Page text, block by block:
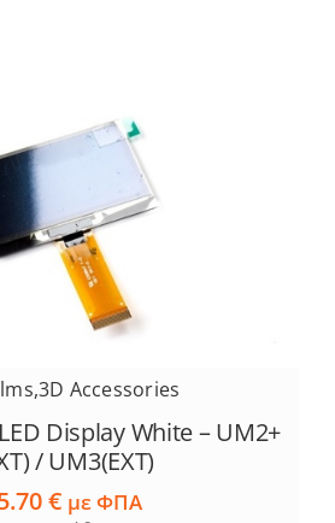
,3D Accessories
Display White – UM2+
/ UM3(EXT)
€ με ΦΠΑ